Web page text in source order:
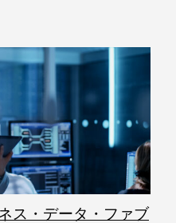
ス・データ・ファブ